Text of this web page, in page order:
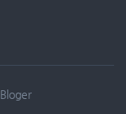
Bloger